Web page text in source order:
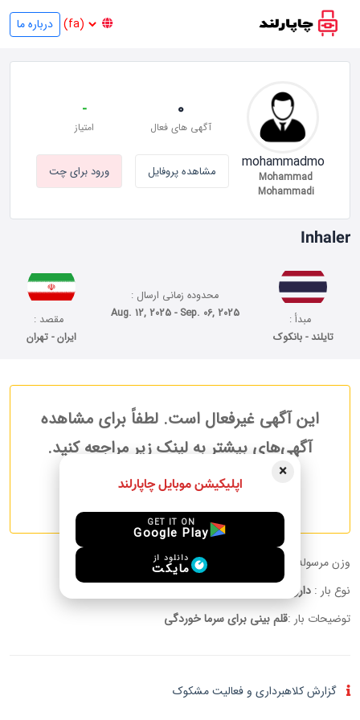
درباره ما
Inhaler
مبدأ :
تایلند - بانکوک
محدوده زمانی ارسال :
Aug. 12, 2025 - Sep. 06, 2025
مقصد :
ایران - تهران
mohammadmo
Mohammad
Mohammadi
0
آگهی های فعال
-
امتیاز
مشاهده پروفایل ورود برای چت
این آگهی غیرفعال است. لطفاً برای مشاهده
آگهی‌های بیشتر به لینک زیر مراجعه کنید.
آگهی های بیشتر مرسولات
وزن مرسوله :
نوع بار : دارو
توضیحات بار :قلم بینی برای سرما خوردگی
گزارش کلاهبرداری و فعالیت مشکوک
×
اپلیکیشن موبایل چاپارلند
GET IT ON
Google Play
دانلود از
مایکت